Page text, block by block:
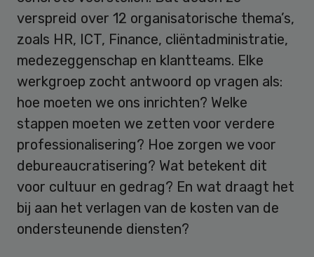
verspreid over 12 organisatorische thema’s,
zoals HR, ICT, Finance, cliëntadministratie,
medezeggenschap en klantteams. Elke
werkgroep zocht antwoord op vragen als:
hoe moeten we ons inrichten? Welke
stappen moeten we zetten voor verdere
professionalisering? Hoe zorgen we voor
debureaucratisering? Wat betekent dit
voor cultuur en gedrag? En wat draagt het
bij aan het verlagen van de kosten van de
ondersteunende diensten?